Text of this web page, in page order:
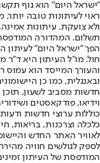
"ישראל היום" הוא גוף
ראוי לעיתונות טובה
ולא צועקת. עיתונות
הפך "ישראל היום" לעיתון
חול. מו"ל העיתון היא ד"ר
והעורך המייסד הוא עמוס
חדשות מסביב לשעון, תוכן
וידיאו, פודקאסטים
כוללות ערוצי חדשות
לאוויר האתר החדש
לספק לגולשים חוויה
המודפסת של העיתון